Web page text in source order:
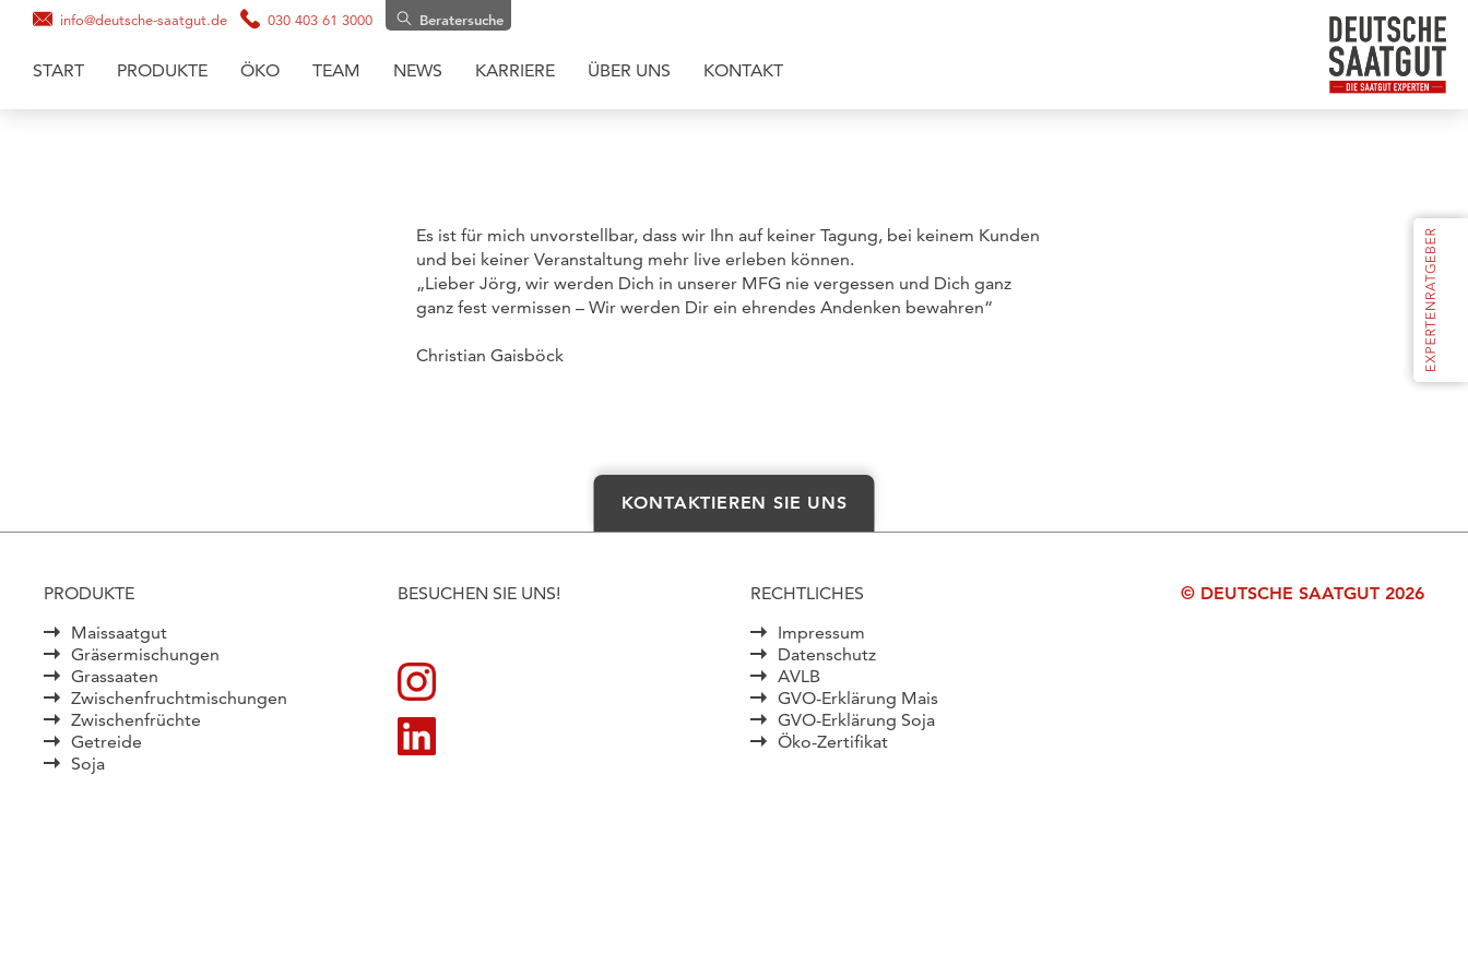
info@deutsche-saatgut.de 030 403 61 3000 Beratersuche
START PRODUKTE ÖKO TEAM NEWS KARRIERE ÜBER UNS KONTAKT
Es ist für mich unvorstellbar, dass wir Ihn auf keiner Tagung, bei keinem Kunden
und bei keiner Veranstaltung mehr live erleben können.
„Lieber Jörg, wir werden Dich in unserer MFG nie vergessen und Dich ganz
ganz fest vermissen – Wir werden Dir ein ehrendes Andenken bewahren“
Christian Gaisböck
KONTAKTIEREN SIE UNS
PRODUKTE
Maissaatgut
Gräsermischungen
Grassaaten
Zwischenfruchtmischungen
Zwischenfrüchte
Getreide
Soja
BESUCHEN SIE UNS!
RECHTLICHES
Impressum
Datenschutz
AVLB
GVO-Erklärung Mais
GVO-Erklärung Soja
Öko-Zertifikat
© DEUTSCHE SAATGUT 2026